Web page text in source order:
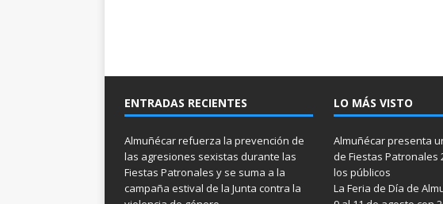
ENTRADAS RECIENTES
Almuñécar refuerza la prevención de
las agresiones sexistas durante las
Fiestas Patronales y se suma a la
campaña estival de la Junta contra la
LO MÁS VISTO
Almuñécar presenta
de Fiestas Patronales
los públicos
La Feria de Día de